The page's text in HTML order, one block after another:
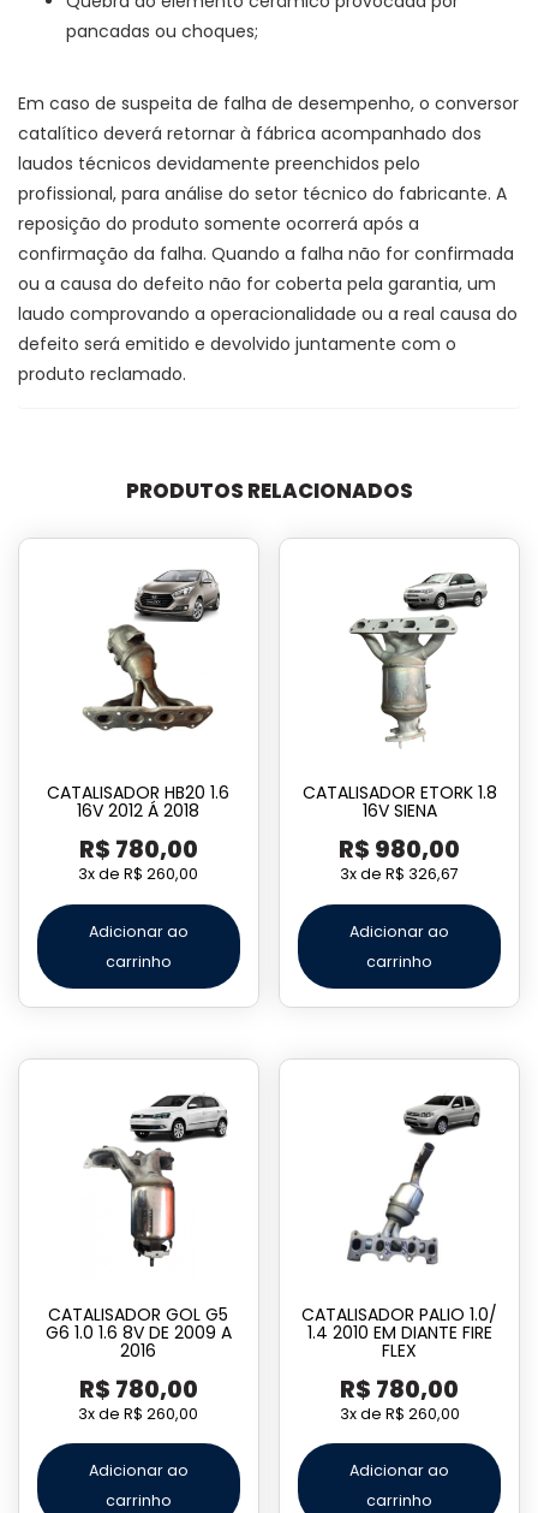
pancadas ou choques;
Em caso de suspeita de falha de desempenho, o conversor
catalítico deverá retornar à fábrica acompanhado dos
laudos técnicos devidamente preenchidos pelo
profissional, para análise do setor técnico do fabricante. A
reposição do produto somente ocorrerá após a
confirmação da falha. Quando a falha não for confirmada
ou a causa do defeito não for coberta pela garantia, um
laudo comprovando a operacionalidade ou a real causa do
defeito será emitido e devolvido juntamente com o
produto reclamado.
PRODUTOS RELACIONADOS
CATALISADOR HB20 1.6
16V 2012 Á 2018
R$ 780,00
3x deR$ 260,00
Adicionar ao
carrinho
CATALISADOR ETORK 1.8
16V SIENA
R$ 980,00
3x deR$ 326,67
Adicionar ao
carrinho
CATALISADOR GOL G5
G6 1.0 1.6 8V DE 2009 A
2016
R$ 780,00
3x deR$ 260,00
Adicionar ao
carrinho
CATALISADOR PALIO 1.0/
1.4 2010 EM DIANTE FIRE
FLEX
R$ 780,00
3x de R$ 260,00
Adicionar ao
carrinho